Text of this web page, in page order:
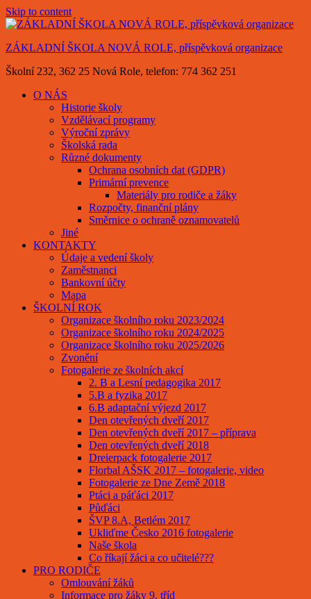
Skip to content
ZÁKLADNÍ ŠKOLA NOVÁ ROLE, příspěvková organizace
Školní 232, 362 25 Nová Role, telefon: 774 362 251
O NÁS
Historie školy
Vzdělávací programy
Výroční zprávy
Školská rada
Různé dokumenty
Ochrana osobních dat (GDPR)
Primární prevence
Materiály pro rodiče a žáky
Rozpočty, finanční plány
Směrnice o ochraně oznamovatelů
Jiné
KONTAKTY
Údaje a vedení školy
Zaměstnanci
Bankovní účty
Mapa
ŠKOLNÍ ROK
Organizace školního roku 2023/2024
Organizace školního roku 2024/2025
Organizace školního roku 2025/2026
Zvonění
Fotogalerie ze školních akcí
2. B a Lesní pedagogika 2017
5.B a fyzika 2017
6.B adaptační výjezd 2017
Den otevřených dveří 2017
Den otevřených dveří 2017 – příprava
Den otevřených dveří 2018
Dreierpack fotogalerie 2017
Florbal AŠSK 2017 – fotogalerie, video
Fotogalerie ze Dne Země 2018
Ptáci a páťáci 2017
Půďáci
ŠVP 8.A, Betlém 2017
Ukliďme Česko 2016 fotogalerie
Naše škola
Co říkají žáci a co učitelé???
PRO RODIČE
Omlouvání žáků
Informace pro žáky 9. tříd